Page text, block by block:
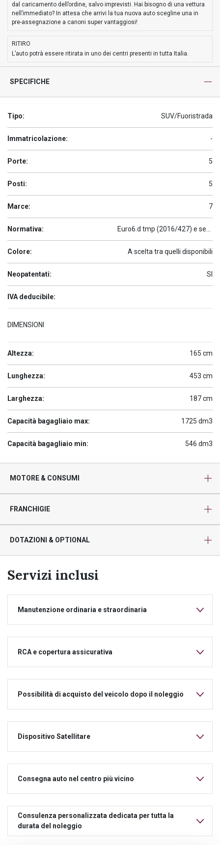
dal caricamento dell’ordine, salvo imprevisti. Hai bisogno di una vettura
nell’immediato? In attesa che arrivi la tua nuova auto scegline una in
pre-assegnazione a canoni super vantaggiosi!
RITIRO
L’auto potrà essere ritirata in uno dei centri presenti in tutta Italia.
SPECIFICHE
Tipo: SUV/Fuoristrada
Immatricolazione: -
Porte: 5
Posti: 5
Marce: 7
Normativa:
Colore: A scelta tra quelli disponibili
Neopatentati: SI
IVA deducibile:
DIMENSIONI
Altezza: 165 cm
Lunghezza: 453 cm
Larghezza: 187 cm
Capacità bagagliaio max: 1725 dm3
Capacità bagagliaio min: 546 dm3
MOTORE & CONSUMI
FRANCHIGIE
DOTAZIONI & OPTIONAL
Servizi inclusi
Manutenzione ordinaria e straordinaria
RCA e copertura assicurativa
Possibilità di acquisto del veicolo dopo il noleggio
Dispositivo Satellitare
Consegna auto nel centro più vicino
Consulenza personalizzata dedicata per tutta la
durata del noleggio